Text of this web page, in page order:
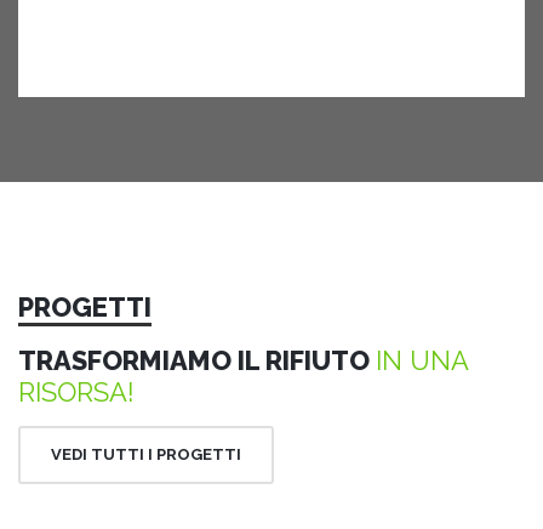
PROGETTI
TRASFORMIAMO IL RIFIUTO IN UNA
RISORSA!
VEDI TUTTI I PROGETTI